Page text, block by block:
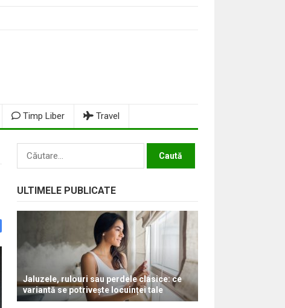
Timp Liber Travel
Caută
ULTIMELE PUBLICATE
Jaluzele, rulouri sau perdele clasice: ce
variantă se potrivește locuinței tale